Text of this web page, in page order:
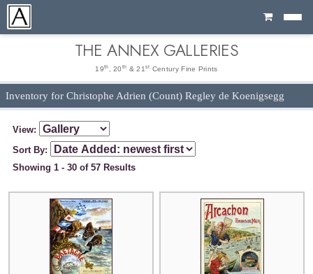
Cart
THE ANNEX GALLERIES
19th , 20 th & 21 st Century Fine Prints
Inventory for Christophe Adrien (Count) Regley de Koenigsegg
View:
Sort By:
Showing 1 - 30 of 57 Results